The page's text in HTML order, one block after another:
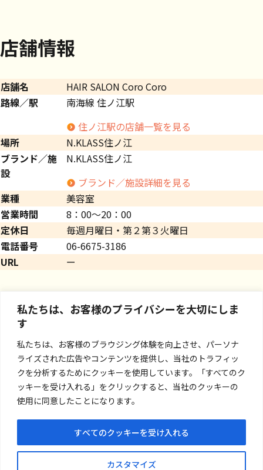
私たちは、お客様のプライバシーを大切にしま
す
私たちは、お客様のブラウジング体験を向上させ、パーソナ
ライズされた広告やコンテンツを提供し、当社のトラフィッ
クを分析するためにクッキーを使用しています。「すべてのク
ッキーを受け入れる」をクリックすると、当社のクッキーの
使用に同意したことになります。
カスタマイズ
すべてのクッキーを受け入れる
店舗情報
店舗名
HAIR SALON Coro Coro
路線／駅
南海線 住ノ江駅
住ノ江駅の店舗一覧を見る
場所
N.KLASS住ノ江
ブランド／施
設
N.KLASS住ノ江
ブランド／施設詳細を見る
業種
美容室
営業時間
8：00～20：00
定休日
毎週月曜日・第２第３火曜日
電話番号
06-6675-3186
URL
ー
お問い合わせ